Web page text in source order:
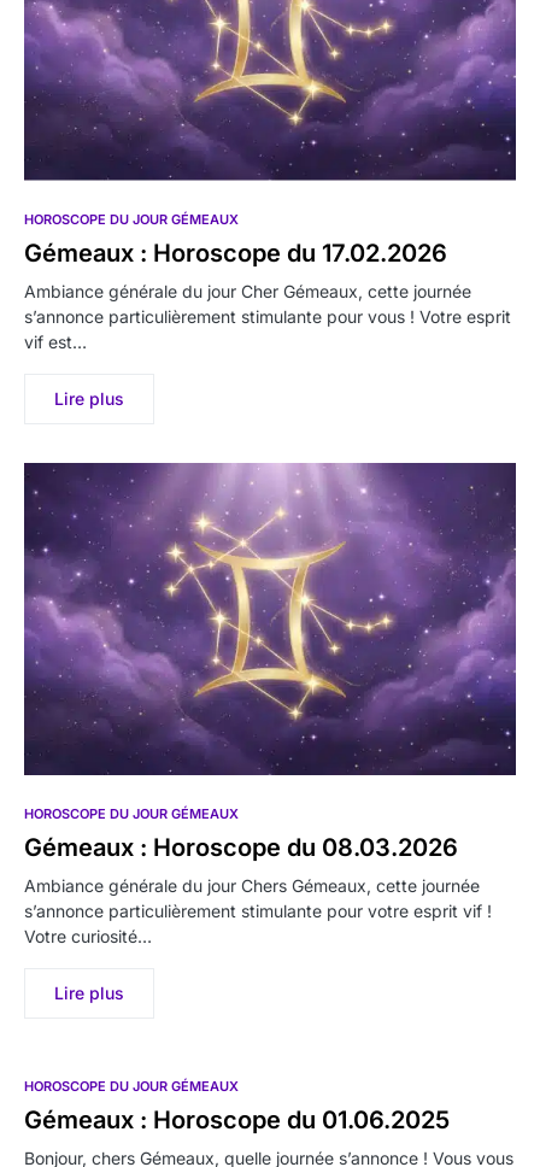
HOROSCOPE DU JOUR GÉMEAUX
Gémeaux : Horoscope du 17.02.2026
Ambiance générale du jour Cher Gémeaux, cette journée
s’annonce particulièrement stimulante pour vous ! Votre esprit
vif est…
Lire plus
HOROSCOPE DU JOUR GÉMEAUX
Gémeaux : Horoscope du 08.03.2026
Ambiance générale du jour Chers Gémeaux, cette journée
s’annonce particulièrement stimulante pour votre esprit vif !
Votre curiosité…
Lire plus
HOROSCOPE DU JOUR GÉMEAUX
Gémeaux : Horoscope du 01.06.2025
Bonjour, chers Gémeaux, quelle journée s’annonce ! Vous vous